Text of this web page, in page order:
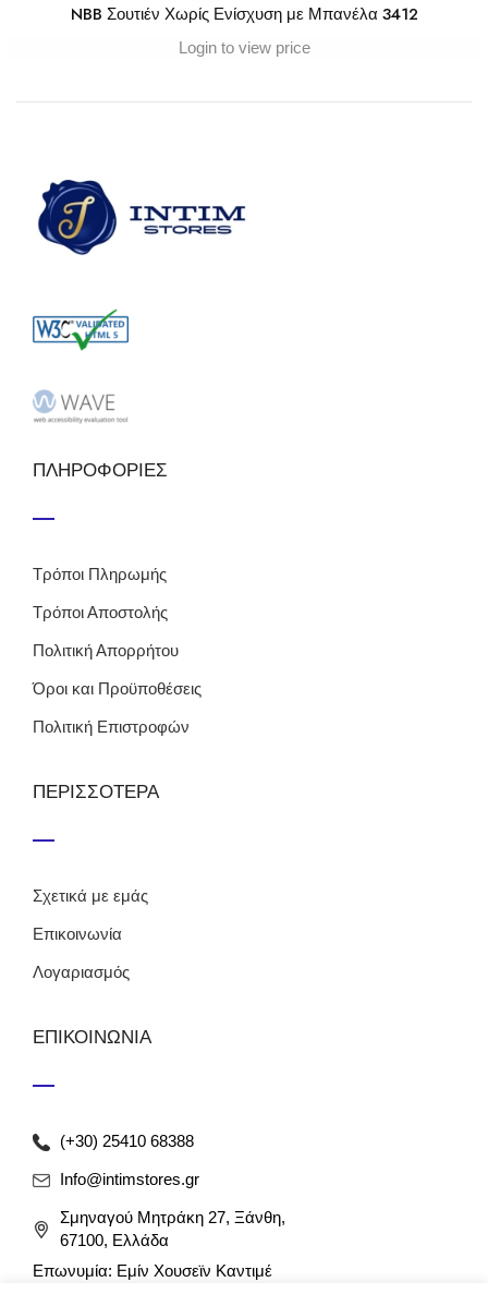
NBB Σουτιέν Χωρίς Ενίσχυση με Μπανέλα 3412
Login to view price
ΠΛΗΡΟΦΟΡΙΕΣ
Τρόποι Πληρωμής
Τρόποι Αποστολής
Πολιτική Απορρήτου
Όροι και Προϋποθέσεις
Πολιτική Επιστροφών
ΠΕΡΙΣΣΟΤΕΡΑ
Σχετικά με εμάς
Επικοινωνία
Λογαριασμός
ΕΠΙΚΟΙΝΩΝΙΑ
(+30) 25410 68388
Info@intimstores.gr
Σμηναγού Μητράκη 27, Ξάνθη,
67100, Ελλάδα
Επωνυμία: Εμίν Χουσεϊν Καντιμέ